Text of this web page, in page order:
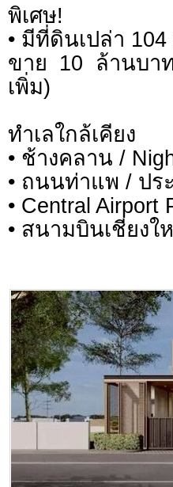
พิเศษ!
• มีที่ดินเปล่า
ขาย 10 ล้านบา
เพิ่ม)
ทำเลใกล้เคียง
• ช้างคลาน /
• ถนนท่าแพ / ปร
• Central Airport
• สนามบินเชียงใ